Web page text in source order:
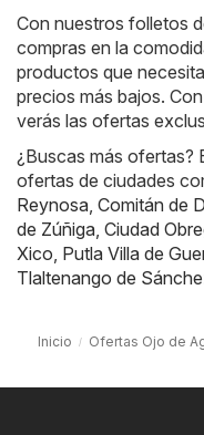
Con nuestros folletos
compras en la
productos que
precios más bajos.
verás las ofertas
¿Buscas más ofertas?
ofertas de ciudades
Reynosa Comitán de
de Zúñiga Ciudad
Xico Putla Villa de
Tlaltenango de
Inicio Ofertas Ojo de